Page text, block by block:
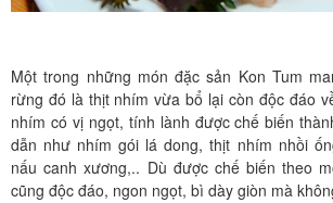
Một trong những món đặc sản Kon Tum
rừng đó là thịt nhím vừa bổ lại còn độc đáo
nhím có vị ngọt, tính lành được chế biến
dẫn như nhím gói lá dong, thịt nhím nhồi
nấu canh xương,.. Dù được chế biến theo
cũng độc đáo, ngon ngọt, bì dày giòn mà